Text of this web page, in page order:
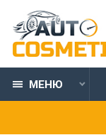
МЕНЮ